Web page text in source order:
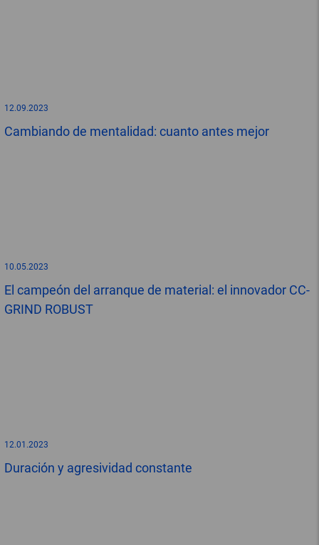
12.09.2023
Cambiando de mentalidad: cuanto antes mejor
10.05.2023
El campeón del arranque de material: el innovador CC-
GRIND ROBUST
12.01.2023
Duración y agresividad constante